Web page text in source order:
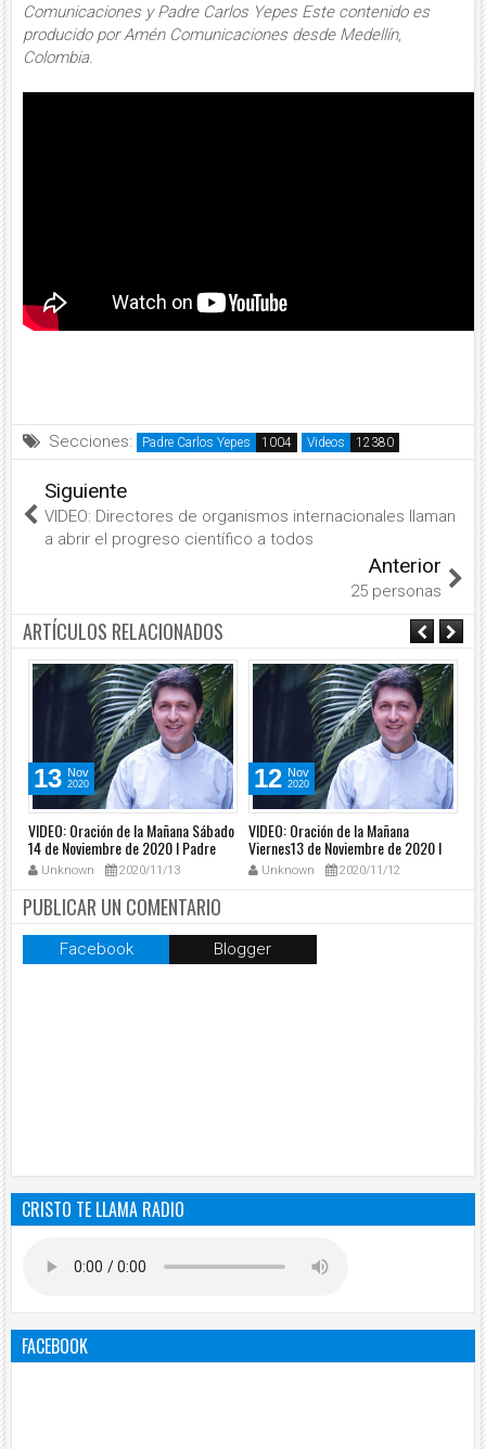
Comunicaciones y Padre Carlos Yepes Este contenido es
producido por Amén Comunicaciones desde Medellín,
Colombia.
Secciones: Padre Carlos Yepes Videos
Siguiente
VIDEO: Directores de organismos internacionales llaman
a abrir el progreso científico a todos
Anterior
25 personas
ARTÍCULOS RELACIONADOS
13 Nov
2020
VIDEO: Oración de la Mañana Sábado
14 de Noviembre de 2020 l Padre
Carlos Yepes
Unknown 2020/11/13
12 Nov
2020
VIDEO: Oración de la Mañana
Viernes13 de Noviembre de 2020 l
Padre Carlos Yepes
Unknown 2020/11/12
PUBLICAR UN COMENTARIO
Facebook Blogger
CRISTO TE LLAMA RADIO
FACEBOOK